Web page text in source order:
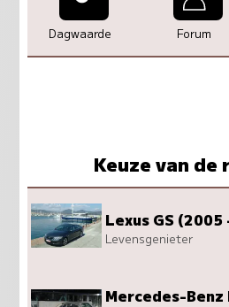
Dagwaarde Forum
Keuze van de
Lexus GS
Levensgenieter
Mercedes-Benz